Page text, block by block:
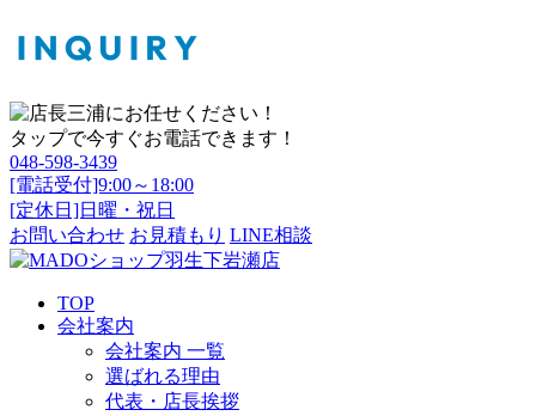
タップで今すぐお電話できます！
048-598-3439
[電話受付]9:00～18:00
[定休日]日曜・祝日
お問い合わせ お見積もり LINE相談
TOP
会社案内
会社案内 一覧
選ばれる理由
代表・店長挨拶